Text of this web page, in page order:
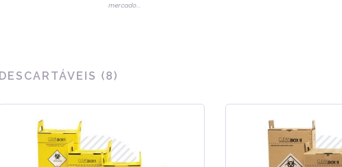
mercado
DESCARTÁVEIS (8)